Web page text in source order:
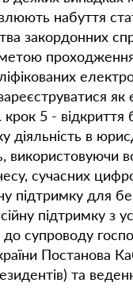
набуття
закордонних
як
5 -
в
сучасних
підтримку для
підтримку з
супроводу
Постанова
та